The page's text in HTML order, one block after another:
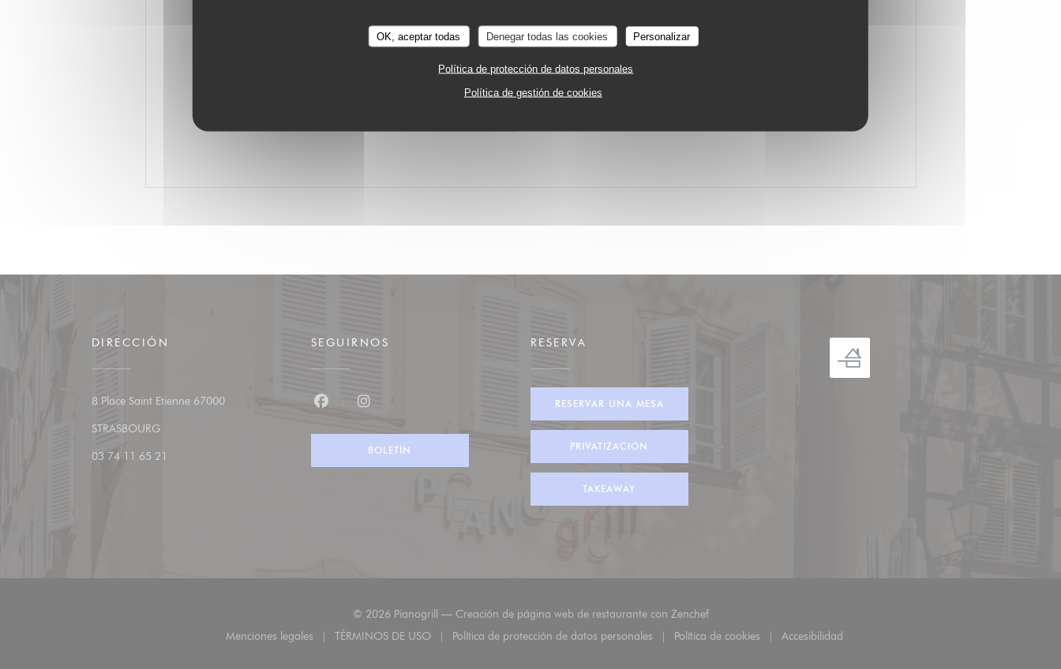
OK, aceptar todas Denegar todas las cookies Personalizar
Política de protección de datos personales
Política de gestión de cookies
Par JiBé Matthieu
DIRECCIÓN
8 Place Saint Etienne 67000
STRASBOURG((abre en una nueva ventana))
03 74 11 65 21
SEGUIRNOS
BOLETÍN
RESERVA
RESERVAR UNA MESA
PRIVATIZACIÓN
TAKEAWAY
© 2026 Pianogrill — Creación de página web de restaurante con Zenchef((abre en una nueva ventana))
Menciones legales
((abre en una nueva ventana))
TÉRMINOS DE USO
((abre en una nueva ventana))
Política de protección de datos personales
((abre en una nueva ventana))
Política de cookies
((abre en una nueva ventana))
Accesibilidad